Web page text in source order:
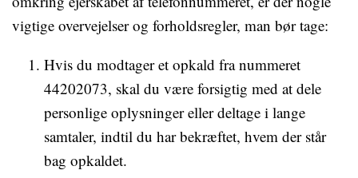
vigtige overvejelser og forholdsregler, man bør tage:
Hvis du modtager et opkald fra nummeret
44202073, skal du være forsigtig med at dele
personlige oplysninger eller deltage i lange
samtaler, indtil du har bekræftet, hvem der står
bag opkaldet.